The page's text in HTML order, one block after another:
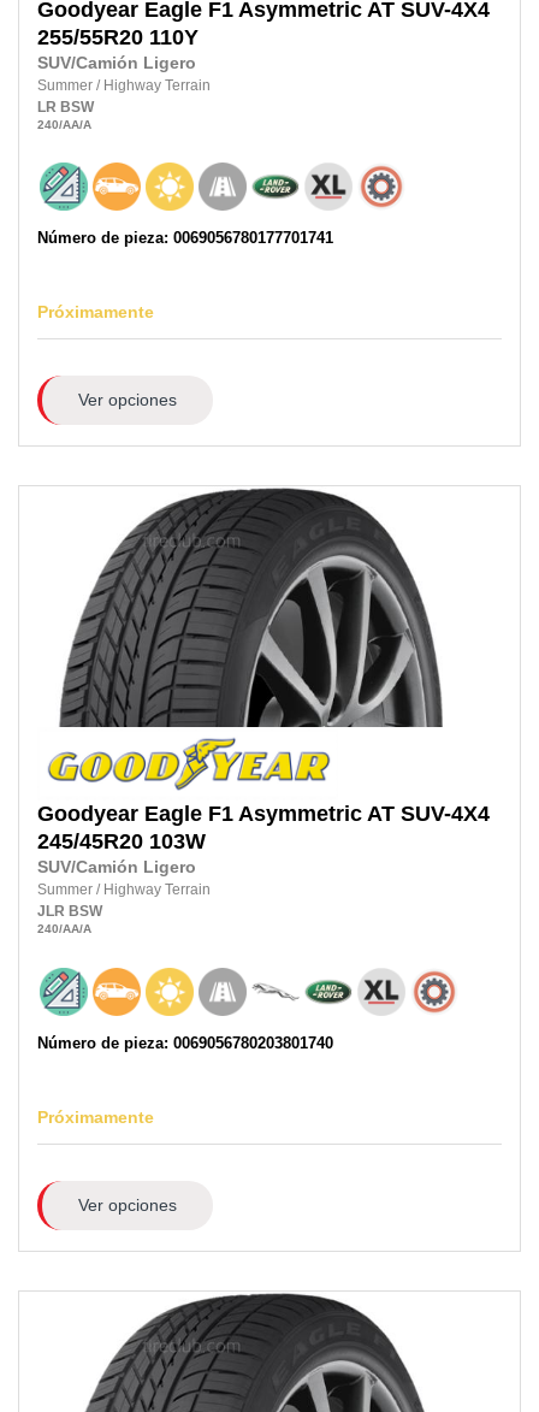
Goodyear Eagle F1 Asymmetric AT SUV-4X4
255/55R20 110Y
SUV/Camión Ligero
Summer / Highway Terrain
LR BSW
240/AA/A
Número de pieza: 0069056780177701741
Próximamente
Ver opciones
Goodyear Eagle F1 Asymmetric AT SUV-4X4
245/45R20 103W
SUV/Camión Ligero
Summer / Highway Terrain
JLR BSW
240/AA/A
Número de pieza: 0069056780203801740
Próximamente
Ver opciones